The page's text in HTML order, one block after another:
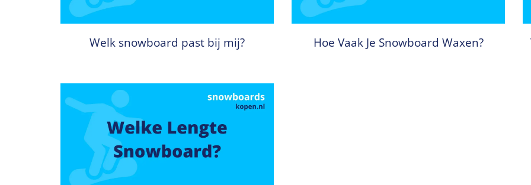
Welk snowboard past bij mij? Hoe Vaak Je Snowboard Waxen?